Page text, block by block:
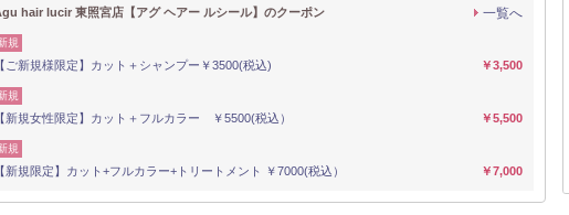
hair lucir 東照宮店【アグ ヘアー ルシール】のクーポン 一覧へ
規
【ご新規様限定】カット＋シャンプー￥3500(税込) ￥3,500
規
【新規女性限定】カット＋フルカラー ￥5500(税込） ￥5,500
規
【新規限定】カット+フルカラー+トリートメント ￥7000(税込） ￥7,000